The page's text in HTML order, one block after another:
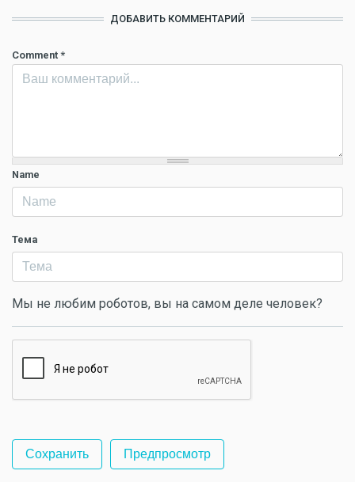
ДОБАВИТЬ КОММЕНТАРИЙ
Comment *
Name
Тема
Мы не любим роботов, вы на самом деле человек?